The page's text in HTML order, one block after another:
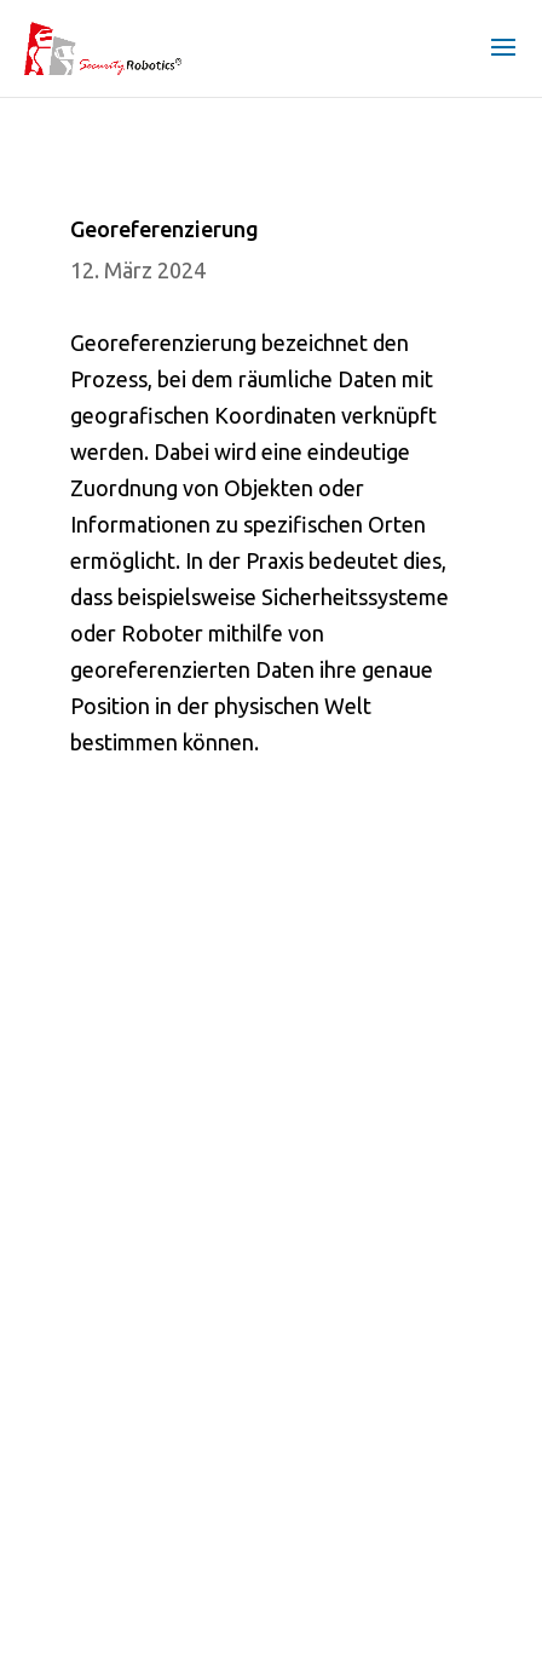
Georeferenzierung
12. März 2024
Georeferenzierung bezeichnet den
Prozess, bei dem räumliche Daten mit
geografischen Koordinaten verknüpft
werden. Dabei wird eine eindeutige
Zuordnung von Objekten oder
Informationen zu spezifischen Orten
ermöglicht. In der Praxis bedeutet dies,
dass beispielsweise Sicherheitssysteme
oder Roboter mithilfe von
georeferenzierten Daten ihre genaue
Position in der physischen Welt
bestimmen können.